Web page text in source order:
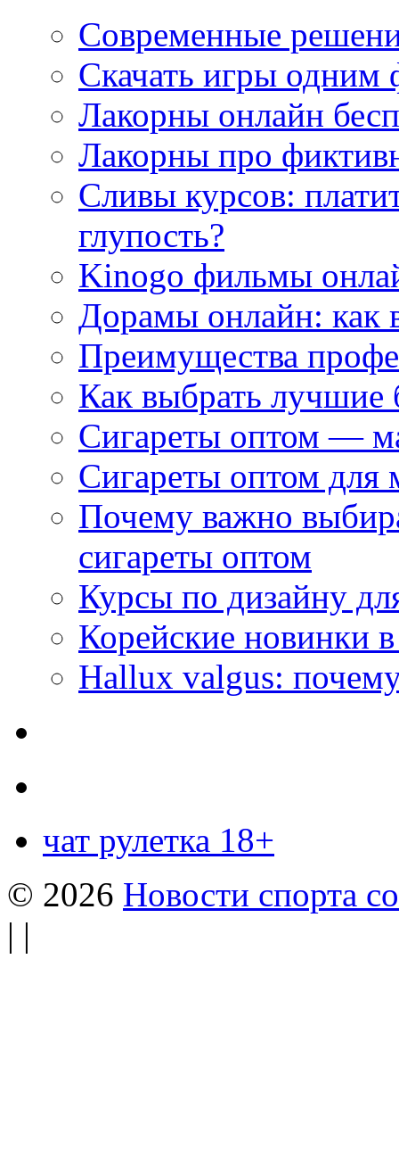
Современные
Скачать игры одним
Лакорны онлайн
Лакорны про
Сливы курсов:
глупость?
Kinogo фильмы
Дорамы онлайн: как
Преимущества
Как выбрать
Сигареты оптом —
Сигареты оптом для
Почему важно
сигареты оптом
Курсы по дизайну
Корейские новинки
Hallux valgus: почему
чат рулетка 18+
© 2026 Новости спорта
| |